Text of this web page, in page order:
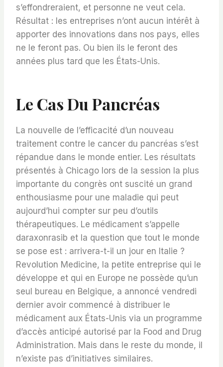
s’effondreraient, et personne ne veut cela.
Résultat : les entreprises n’ont aucun intérêt à
apporter des innovations dans nos pays, elles
ne le feront pas. Ou bien ils le feront des
années plus tard que les États-Unis.
Le Cas Du Pancréas
La nouvelle de l’efficacité d’un nouveau
traitement contre le cancer du pancréas s’est
répandue dans le monde entier. Les résultats
présentés à Chicago lors de la session la plus
importante du congrès ont suscité un grand
enthousiasme pour une maladie qui peut
aujourd’hui compter sur peu d’outils
thérapeutiques. Le médicament s’appelle
daraxonrasib et la question que tout le monde
se pose est : arrivera-t-il un jour en Italie ?
Revolution Medicine, la petite entreprise qui le
développe et qui en Europe ne possède qu’un
seul bureau en Belgique, a annoncé vendredi
dernier avoir commencé à distribuer le
médicament aux États-Unis via un programme
d’accès anticipé autorisé par la Food and Drug
Administration. Mais dans le reste du monde, il
n’existe pas d’initiatives similaires.